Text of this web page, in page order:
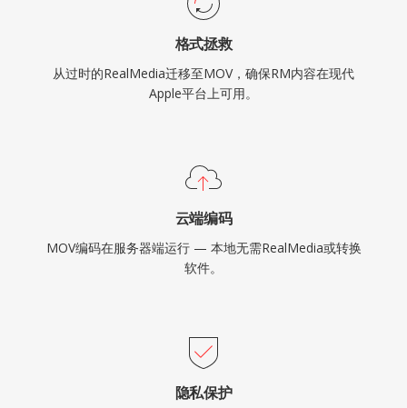
格式拯救
从过时的RealMedia迁移至MOV，确保RM内容在现代
Apple平台上可用。
云端编码
MOV编码在服务器端运行 — 本地无需RealMedia或转换
软件。
隐私保护